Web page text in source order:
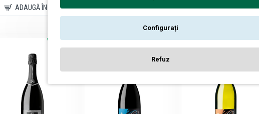
ADAUGĂ ÎN COŞ ADAUGĂ ÎN COŞ ADAUGĂ ÎN COŞ
Configurați
Refuz